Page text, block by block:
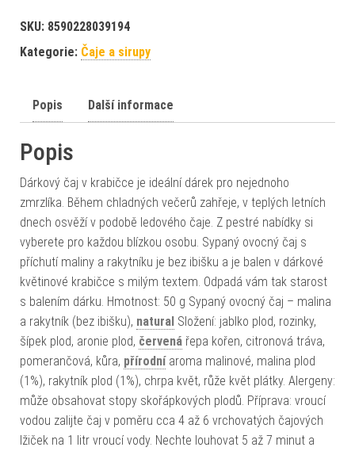
SKU: 8590228039194
Kategorie: Čaje a sirupy
Popis Další informace
Popis
Dárkový čaj v krabičce je ideální dárek pro nejednoho
zmrzlíka. Během chladných večerů zahřeje, v teplých letních
dnech osvěží v podobě ledového čaje. Z pestré nabídky si
vyberete pro každou blízkou osobu. Sypaný ovocný čaj s
příchutí maliny a rakytníku je bez ibišku a je balen v dárkové
květinové krabičce s milým textem. Odpadá vám tak starost
s balením dárku. Hmotnost: 50 g Sypaný ovocný čaj – malina
a rakytník (bez ibišku), natural Složení: jablko plod, rozinky,
šípek plod, aronie plod, červená řepa kořen, citronová tráva,
pomerančová, kůra, přírodníaroma malinové, malina plod
(1%), rakytník plod (1%), chrpa květ, růže květ plátky. Alergeny:
může obsahovat stopy skořápkových plodů. Příprava: vroucí
vodou zalijte čaj v poměru cca 4 až 6 vrchovatých čajových
lžiček na 1 litr vroucí vody. Nechte louhovat 5 až 7 minut a